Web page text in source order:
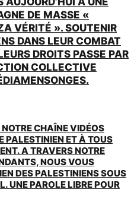
DE MASSE «
VÉRITÉ ». SOUTENIR
DANS LEUR COMBAT
DROITS PASSE PAR
COLLECTIVE
CHAÎNE VIDÉOS
PALESTINIEN ET À TOUS
A TRAVERS NOTRE
NOUS VOUS
DES PALESTINIENS SOUS
UNE PAROLE LIBRE POUR